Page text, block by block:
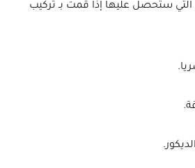
ستحصل عليها إذا قمت بـ تركيب